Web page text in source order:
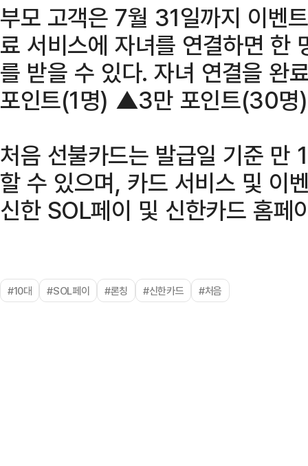
부모 고객은 7월 31일까지 이벤
료 서비스에 자녀를 연결하면
를 받을 수 있다. 자녀 연결을
포인트(1명) ▲3만 포인트(30명
처음 선불카드는 발급일 기준 만
할 수 있으며, 카드 서비스 및 이
신한 SOL페이 및 신한카드 홈페
#10대 #SOL페이 #론칭 #신한카드 #처음